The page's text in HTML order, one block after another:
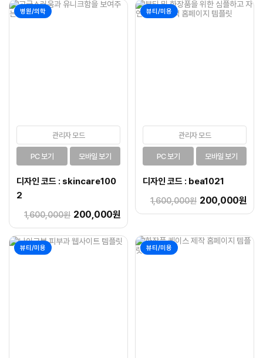
병원/의학
관리자 모드
PC 보기 모바일 보기
디자인 코드 : skincare100
2
1,600,000원 200,000원
뷰티/미용
관리자 모드
PC 보기 모바일 보기
디자인 코드 : bea1021
1,600,000원 200,000원
뷰티/미용 뷰티/미용